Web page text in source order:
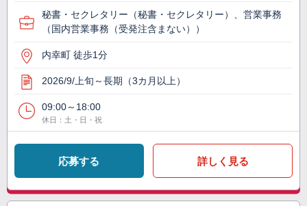
秘書・セクレタリー（秘書・セクレタリー）、営業事務
（国内営業事務（受発注含まない））
内幸町 徒歩1分
2026/9/上旬～長期（3カ月以上）
09:00～18:00
休日：土・日・祝
応募する 詳しく見る